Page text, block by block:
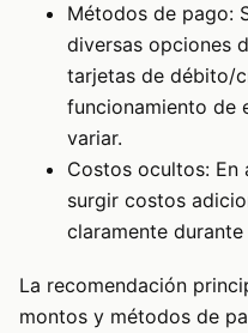
Métodos de pago:
diversas opciones
tarjetas de débito/
funcionamiento de
variar.
Costos ocultos: En
surgir costos
claramente
La recomendación
montos y métodos de